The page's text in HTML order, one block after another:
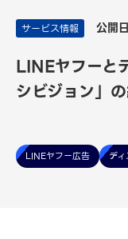
サービス情報 公開
LINEヤフーと
シビジョン」
LINEヤフー広告 デ